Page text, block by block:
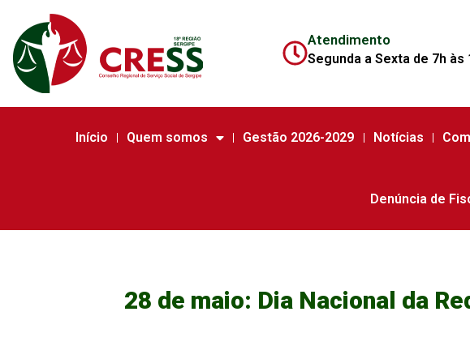
Atendimento
Segunda a Sexta de 7h às
Início Quem somos Gestão 2026-2029 Notícias
Denúncia de
28 de maio: Dia Nacional da